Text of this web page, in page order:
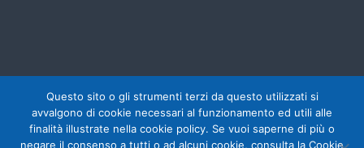
Questo sito o gli strumenti terzi da questo utilizzati si
avvalgono di cookie necessari al funzionamento ed utili alle
finalità illustrate nella cookie policy. Se vuoi saperne di più o
negare il consenso a tutti o ad alcuni cookie, consulta la Cookie